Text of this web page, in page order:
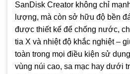
SanDisk Creator không chỉ
lượng, mà còn sở hữu độ bền
được thiết kế để chống nước,
tia X và nhiệt độ khắc nghiệt –
toàn trong mọi điều kiện sử
vùng núi cao, sa mạc hay dưới